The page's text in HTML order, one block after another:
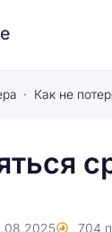
Как не
704